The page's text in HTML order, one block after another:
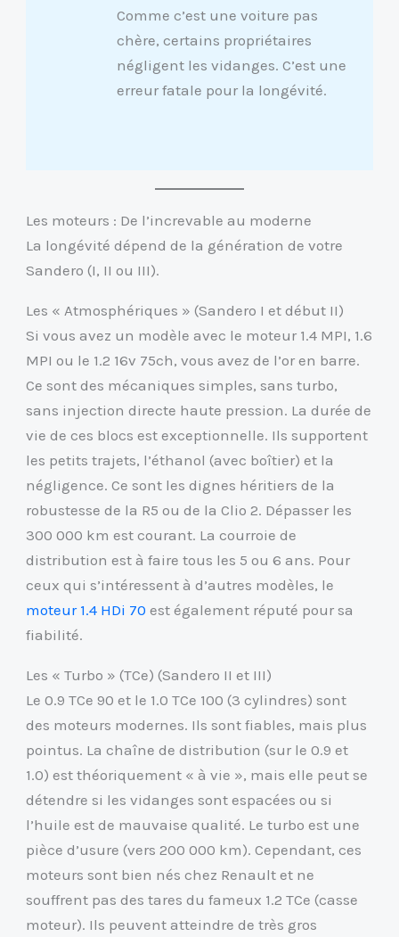
Comme c’est une voiture pas
chère, certains propriétaires
négligent les vidanges. C’est une
erreur fatale pour la longévité.
Les moteurs : De l’increvable au moderne
La longévité dépend de la génération de votre
Sandero (I, II ou III).
Les « Atmosphériques » (Sandero I et début II)
Si vous avez un modèle avec le moteur 1.4 MPI, 1.6
MPI ou le 1.2 16v 75ch, vous avez de l’or en barre.
Ce sont des mécaniques simples, sans turbo,
sans injection directe haute pression. La durée de
vie de ces blocs est exceptionnelle. Ils supportent
les petits trajets, l’éthanol (avec boîtier) et la
négligence. Ce sont les dignes héritiers de la
robustesse de la R5 ou de la Clio 2. Dépasser les
300 000 km est courant. La courroie de
distribution est à faire tous les 5 ou 6 ans. Pour
ceux qui s’intéressent à d’autres modèles, le
moteur 1.4 HDi 70 est également réputé pour sa
fiabilité.
Les « Turbo » (TCe) (Sandero II et III)
Le 0.9 TCe 90 et le 1.0 TCe 100 (3 cylindres) sont
des moteurs modernes. Ils sont fiables, mais plus
pointus. La chaîne de distribution (sur le 0.9 et
1.0) est théoriquement « à vie », mais elle peut se
détendre si les vidanges sont espacées ou si
l’huile est de mauvaise qualité. Le turbo est une
pièce d’usure (vers 200 000 km). Cependant, ces
moteurs sont bien nés chez Renault et ne
souffrent pas des tares du fameux 1.2 TCe (casse
moteur). Ils peuvent atteindre de très gros